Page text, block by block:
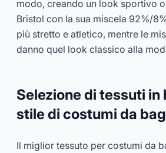
modo, creando un look sportivo
Bristol con la sua miscela 92%/
più stretto e atletico, mentre le
danno quel look classico alla
Selezione di tessuti in
stile di costumi da
Il miglior tessuto per costumi da